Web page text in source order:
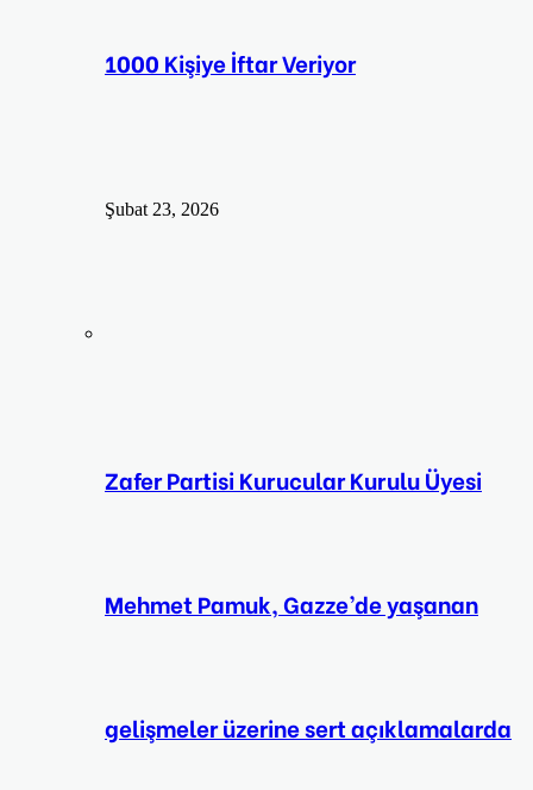
1000 Kişiye İftar Veriyor
Şubat 23, 2026
Zafer Partisi Kurucular Kurulu Üyesi
Mehmet Pamuk, Gazze’de yaşanan
gelişmeler üzerine sert açıklamalarda